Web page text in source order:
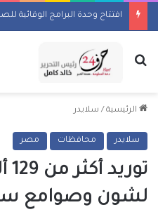
افتتاح وحدة البرامج الوقائية
بحث عن
الرئيسية / سلايدر
سلايدر محافظات مصر
لشون وصوامع